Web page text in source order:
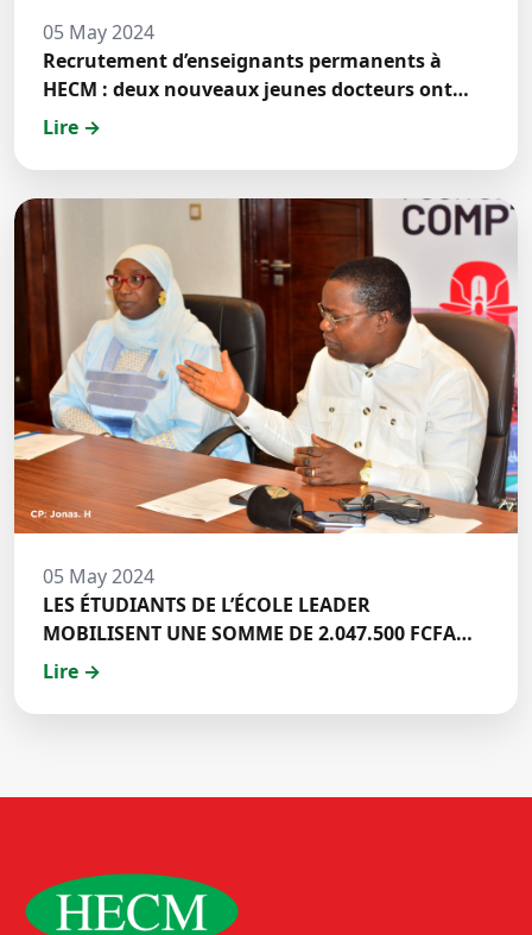
05 May 2024
Recrutement d’enseignants permanents à
HECM : deux nouveaux jeunes docteurs ont
prêté́ serment
Lire →
05 May 2024
LES ÉTUDIANTS DE L’ÉCOLE LEADER
MOBILISENT UNE SOMME DE 2.047.500 FCFA
POUR LE FONDS ZÉRO PALU:DISCOURS DE M.
DE HECM
Lire →